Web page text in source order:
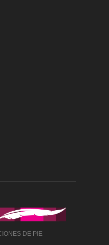
DE PIE